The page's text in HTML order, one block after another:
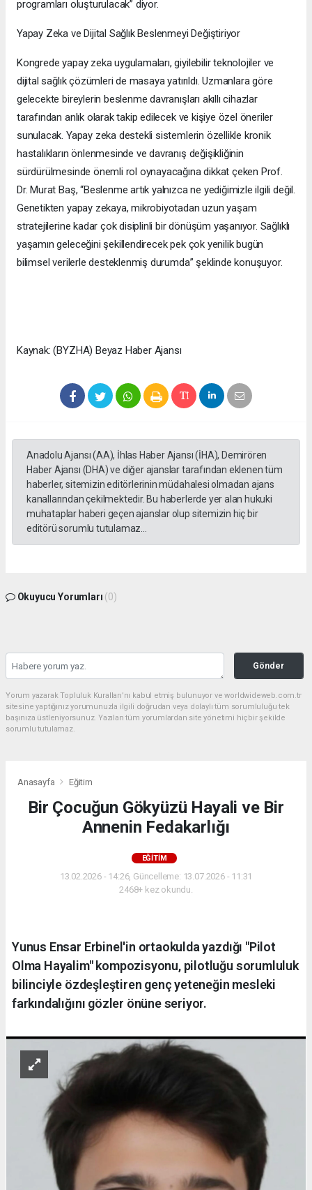
programları oluşturulacak” diyor.
Yapay Zeka ve Dijital Sağlık Beslenmeyi Değiştiriyor
Kongrede yapay zeka uygulamaları, giyilebilir teknolojiler ve
dijital sağlık çözümleri de masaya yatırıldı. Uzmanlara göre
gelecekte bireylerin beslenme davranışları akıllı cihazlar
tarafından anlık olarak takip edilecek ve kişiye özel öneriler
sunulacak. Yapay zeka destekli sistemlerin özellikle kronik
hastalıkların önlenmesinde ve davranış değişikliğinin
sürdürülmesinde önemli rol oynayacağına dikkat çeken Prof.
Dr. Murat Baş, “Beslenme artık yalnızca ne yediğimizle ilgili değil.
Genetikten yapay zekaya, mikrobiyotadan uzun yaşam
stratejilerine kadar çok disiplinli bir dönüşüm yaşanıyor. Sağlıklı
yaşamın geleceğini şekillendirecek pek çok yenilik bugün
bilimsel verilerle desteklenmiş durumda” şeklinde konuşuyor.
Kaynak: (BYZHA) Beyaz Haber Ajansı
Anadolu Ajansı (AA), İhlas Haber Ajansı (İHA), Demirören
Haber Ajansı (DHA) ve diğer ajanslar tarafından eklenen tüm
haberler, sitemizin editörlerinin müdahalesi olmadan ajans
kanallarından çekilmektedir. Bu haberlerde yer alan hukuki
muhataplar haberi geçen ajanslar olup sitemizin hiç bir
editörü sorumlu tutulamaz...
Okuyucu Yorumları (0)
Gönder
Yorum yazarak Topluluk Kuralları’nı kabul etmiş bulunuyor ve worldwideweb.com.tr
sitesine yaptığınız yorumunuzla ilgili doğrudan veya dolaylı tüm sorumluluğu tek
başınıza üstleniyorsunuz. Yazılan tüm yorumlardan site yönetimi hiçbir şekilde
sorumlu tutulamaz.
Anasayfa Eğitim
Bir Çocuğun Gökyüzü Hayali ve Bir
Annenin Fedakarlığı
EĞITIM
13.02.2026 - 14:26, Güncelleme: 13.07.2026 - 11:31
2468+ kez okundu.
Yunus Ensar Erbinel'in ortaokulda yazdığı "Pilot
Olma Hayalim" kompozisyonu, pilotluğu sorumluluk
bilinciyle özdeşleştiren genç yeteneğin mesleki
farkındalığını gözler önüne seriyor.